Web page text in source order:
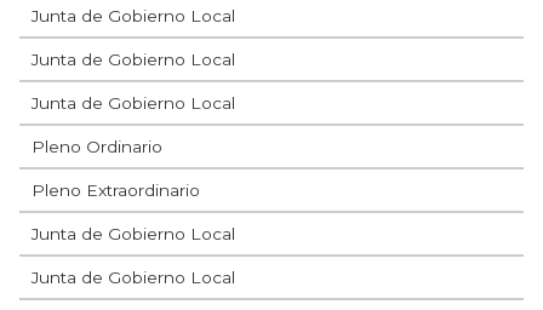
Junta de Gobierno Local
Junta de Gobierno Local
Junta de Gobierno Local
Pleno Ordinario
Pleno Extraordinario
Junta de Gobierno Local
Junta de Gobierno Local